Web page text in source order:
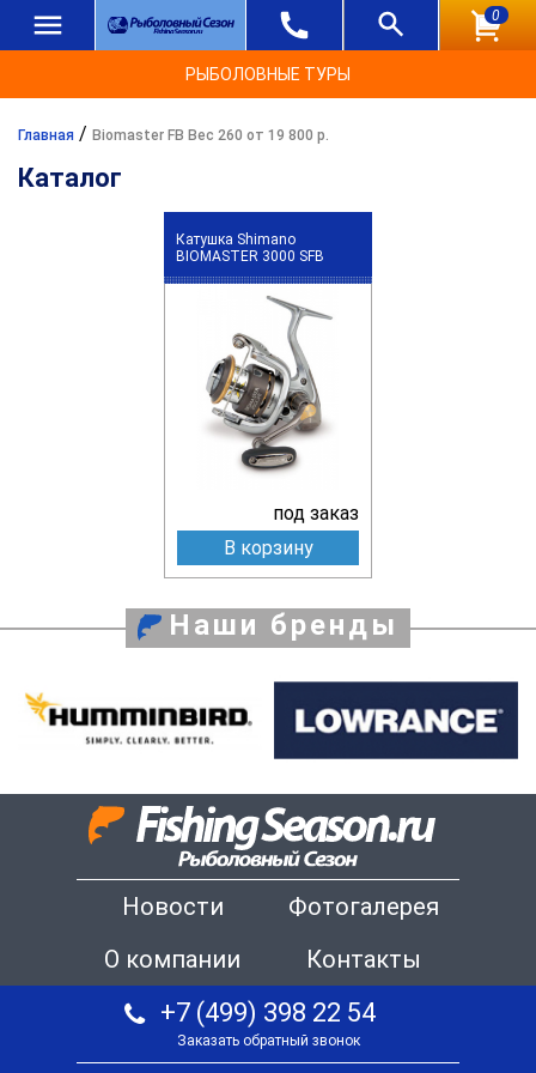
0
РЫБОЛОВНЫЕ ТУРЫ
Главная / Biomaster FB Вес 260 от 19 800 р.
Каталог
Катушка Shimano
BIOMASTER 3000 SFB
под заказ
В корзину
Наши бренды
Новости
Фотогалерея
О компании
Контакты
+7 (499) 398 22 54
Заказать обратный звонок